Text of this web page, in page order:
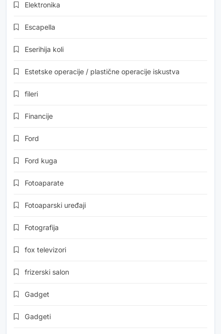
Elektronika
Escapella
Eserihija koli
Estetske operacije / plastične operacije iskustva
fileri
Financije
Ford
Ford kuga
Fotoaparate
Fotoaparski uređaji
Fotografija
fox televizori
frizerski salon
Gadget
Gadgeti